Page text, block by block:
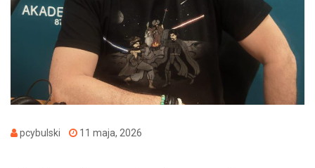
pcybulski 11 maja, 2026